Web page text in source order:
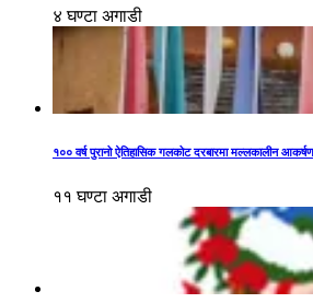
४ घण्टा अगाडी
१०० वर्ष पुरानो ऐतिहासिक गलकोट दरबारमा मल्लकालीन
११ घण्टा अगाडी